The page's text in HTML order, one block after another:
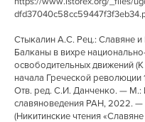
Стыкалин А.С. Рец.: Славяне и
Балканы в вихре
освободительных движений
начала Греческой революции
Отв. ред. С.И. Данченко. — М.:
славяноведения РАН, 2022. —
(Никитинские чтения